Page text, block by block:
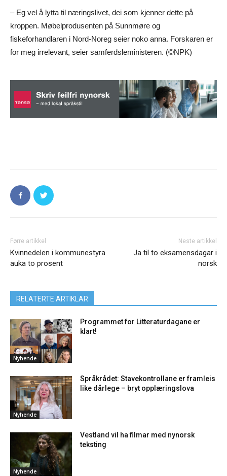
– Eg vel å lytta til næringslivet, dei som kjenner dette på
kroppen. Møbelprodusenten på Sunnmøre og
fiskeforhandlaren i Nord-Noreg seier noko anna. Forskaren er
for meg irrelevant, seier samferdsleministeren. (©NPK)
Førre artikkel
Kvinnedelen i kommunestyra
auka to prosent
Neste artikkel
Ja til to eksamensdagar i
norsk
RELATERTE ARTIKLAR
Nyhende
Programmet for Litteraturdagane er
klart!
Nyhende
Språkrådet: Stavekontrollane er framleis
like dårlege – bryt opplæringslova
Nyhende
Vestland vil ha filmar med nynorsk
teksting